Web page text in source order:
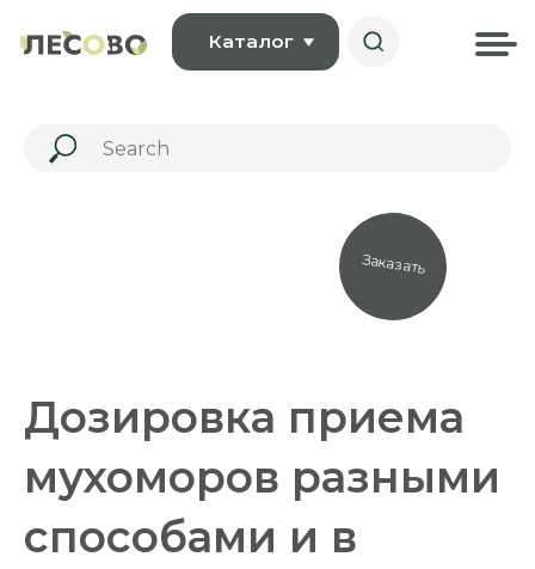
Каталог
Заказать
Дозировка приема
мухоморов разными
способами и в